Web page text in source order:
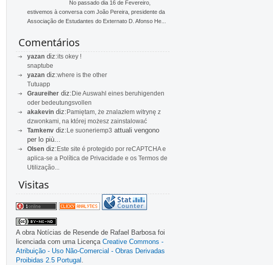
No passado dia 16 de Fevereiro,
estivemos à conversa com João Pereira, presidente da
Associação de Estudantes do Externato D. Afonso He...
Comentários
yazan diz:its okey !
snaptube
yazan diz:where is the other
Tutuapp
Graureiher diz:Die Auswahl eines beruhigenden
oder bedeutungsvollen
akakevin diz:Pamiętam, że znalazłem witrynę z
dzwonkami, na której możesz zainstalować
Tamkenv diz:Le suoneriemp3 attuali vengono
per lo più...
Olsen diz:Este site é protegido por reCAPTCHA e
aplica-se a Política de Privacidade e os Termos de
Utilização...
Visitas
A obra Notícias de Resende de Rafael Barbosa foi
licenciada com uma Licença Creative Commons -
Atribuição - Uso Não-Comercial - Obras Derivadas
Proibidas 2.5 Portugal